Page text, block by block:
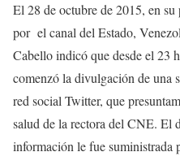
El 28 de octubre de 2015, en
por el canal del Estado,
Cabello indicó que desde el 23
comenzó la divulgación de una
red social Twitter, que
salud de la rectora del CNE. El
información le fue suministrada